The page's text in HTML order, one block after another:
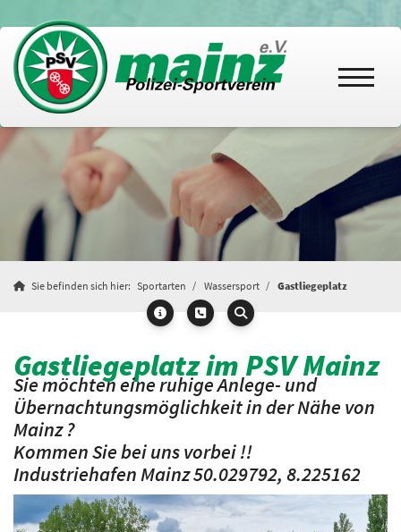
Sie befinden sich hier: Sportarten Wassersport Gastliegeplatz
Gastliegeplatz im PSV Mainz
Sie möchten eine ruhige Anlege- und
Übernachtungsmöglichkeit in der Nähe von
Mainz ?
Kommen Sie bei uns vorbei !!
Industriehafen Mainz 50.029792, 8.225162